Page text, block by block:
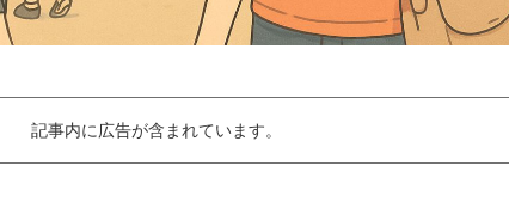
記事内に広告が含まれています。